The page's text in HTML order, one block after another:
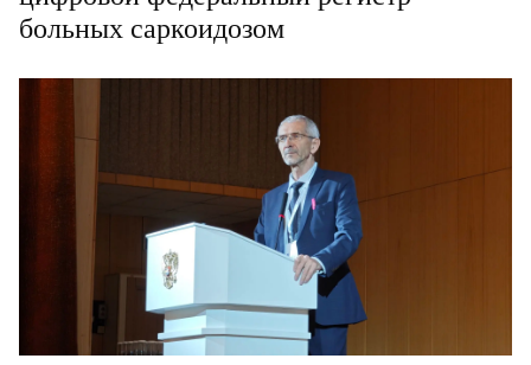
больных саркоидозом